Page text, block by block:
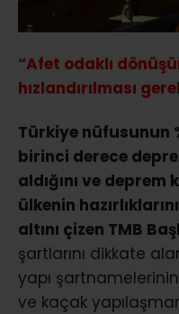
“Afet odaklı
hızlandırılması
Türkiye nüfusunun
birinci derece
aldığını ve
ülkenin
altını çizen TMB
şartlarını dikkate
yapı
ve kaçak